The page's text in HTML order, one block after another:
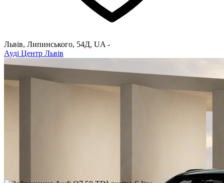
Львів, Липинського, 54Д, UA -
Ауді Центр Львів